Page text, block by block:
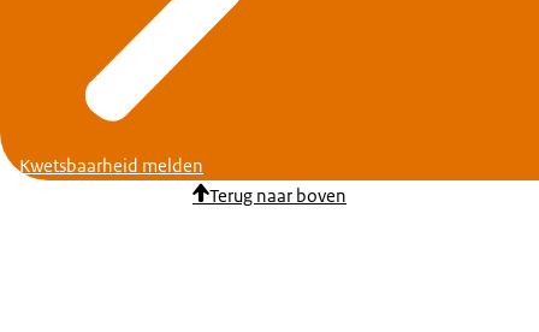
Kwetsbaarheid melden
Terug naar boven